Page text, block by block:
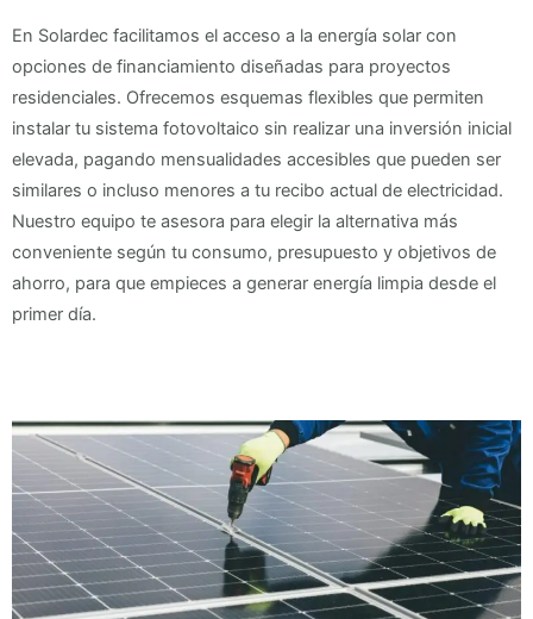
En Solardec facilitamos el acceso a la energía solar con
opciones de financiamiento diseñadas para proyectos
residenciales. Ofrecemos esquemas flexibles que permiten
instalar tu sistema fotovoltaico sin realizar una inversión inicial
elevada, pagando mensualidades accesibles que pueden ser
similares o incluso menores a tu recibo actual de electricidad.
Nuestro equipo te asesora para elegir la alternativa más
conveniente según tu consumo, presupuesto y objetivos de
ahorro, para que empieces a generar energía limpia desde el
primer día.